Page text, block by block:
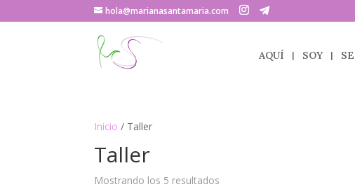
hola@marianasantamaria.com
AQUÍ SOY
Inicio / Taller
Taller
Mostrando los 5 resultados